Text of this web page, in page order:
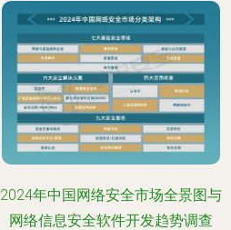
2024年中国网络安全市场全景图与
网络信息安全软件开发趋势调查